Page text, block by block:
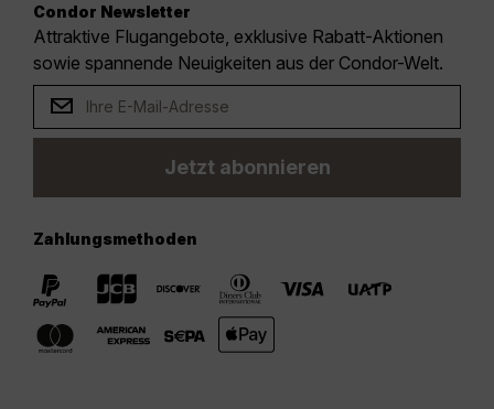
Condor Newsletter
Attraktive Flugangebote, exklusive Rabatt-Aktionen
sowie spannende Neuigkeiten aus der Condor-Welt.
Jetzt abonnieren
Zahlungsmethoden